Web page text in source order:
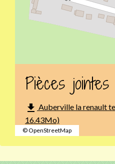
© OpenStreetMap
Pièces jointes
file_download Auberville la renault
16.43Mo)